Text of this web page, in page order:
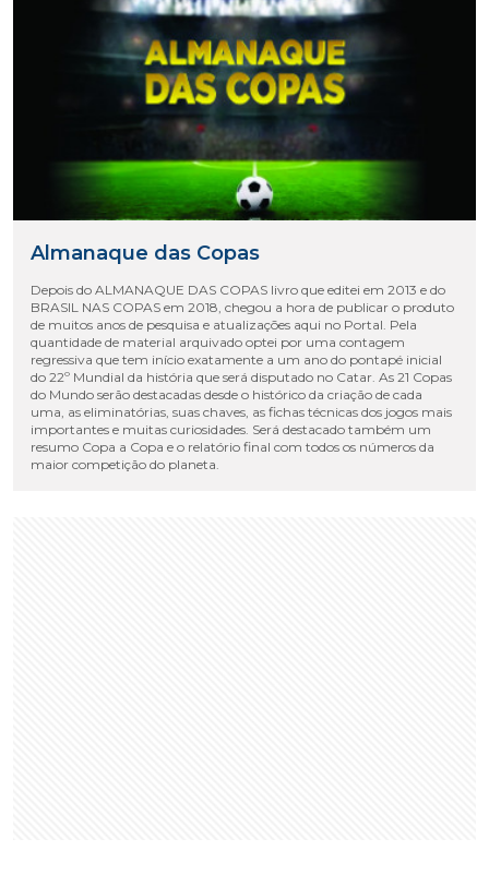
Almanaque das Copas
Depois do ALMANAQUE DAS COPAS livro que editei em 2013 e do
BRASIL NAS COPAS em 2018, chegou a hora de publicar o produto
de muitos anos de pesquisa e atualizações aqui no Portal. Pela
quantidade de material arquivado optei por uma contagem
regressiva que tem início exatamente a um ano do pontapé inicial
do 22º Mundial da história que será disputado no Catar. As 21 Copas
do Mundo serão destacadas desde o histórico da criação de cada
uma, as eliminatórias, suas chaves, as fichas técnicas dos jogos mais
importantes e muitas curiosidades. Será destacado também um
resumo Copa a Copa e o relatório final com todos os números da
maior competição do planeta.